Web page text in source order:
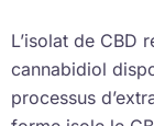
L’isolat de CBD
cannabidiol
processus